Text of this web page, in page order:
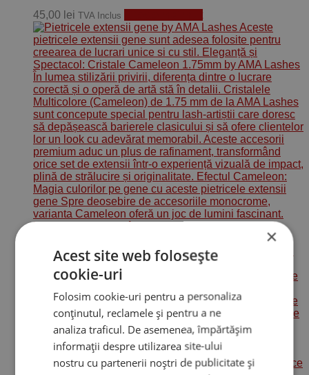
45,00 lei TVA Inclus
×
Acest site web folosește
cookie-uri
Folosim cookie-uri pentru a personaliza
conținutul, reclamele și pentru a ne
analiza traficul. De asemenea, împărtășim
informații despre utilizarea site-ului
nostru cu partenerii noștri de publicitate și